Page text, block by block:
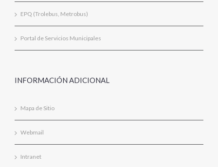
EPQ (Trolebus, Metrobus)
Portal de Servicios Municipales
INFORMACIÓN ADICIONAL
Mapa de Sitio
Webmail
Intranet